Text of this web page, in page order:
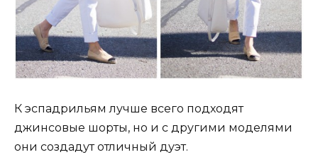
К эспадрильям лучше всего подходят
джинсовые шорты, но и с другими моделями
они создадут отличный дуэт.